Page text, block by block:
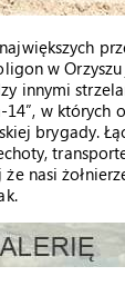
w
innymi
w
brygady.
nasi